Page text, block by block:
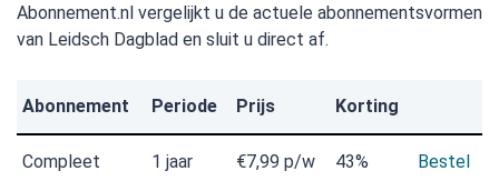
Abonnement.nl vergelijkt u de actuele abonnementsvormen
van Leidsch Dagblad en sluit u direct af.
Abonnement Periode Prijs Korting
Compleet 1 jaar €7,99 p/w 43% Bestel